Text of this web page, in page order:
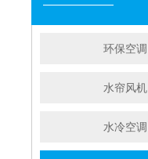
环保空调
水帘风机
水冷空调